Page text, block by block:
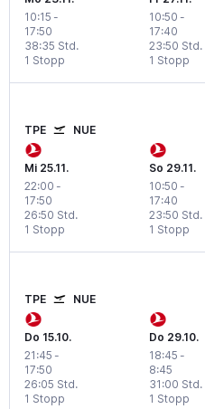
10:15 -
17:50
1 Stopp
38:35 Std.
10:50 -
17:40
1 Stopp
23:50 Std.
TPE NUE
Mi 25.11.
22:00 -
17:50
1 Stopp
26:50 Std.
So 29.11.
10:50 -
17:40
1 Stopp
23:50 Std.
TPE NUE
Do 15.10.
21:45 -
17:50
1 Stopp
26:05 Std.
Do 29.10.
18:45 -
8:45
1 Stopp
31:00 Std.